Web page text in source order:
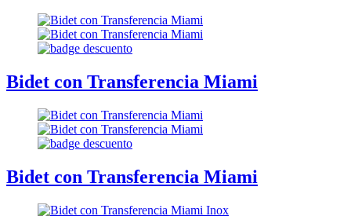
Bidet con Transferencia Miami
Bidet con Transferencia Miami